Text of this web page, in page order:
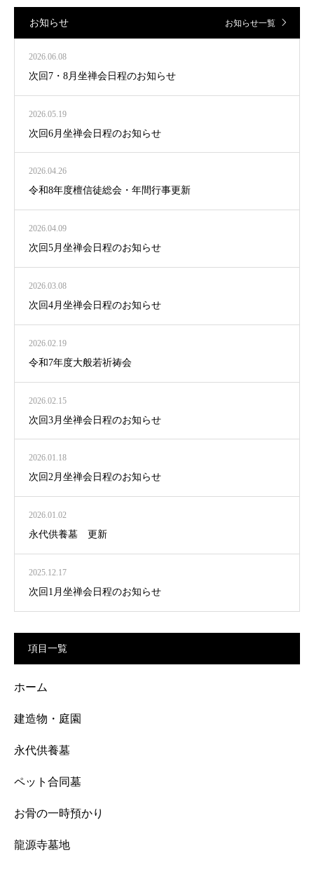
お知らせ お知らせ一覧
2026.06.08
次回7・8月坐禅会日程のお知らせ
2026.05.19
次回6月坐禅会日程のお知らせ
2026.04.26
令和8年度檀信徒総会・年間行事更新
2026.04.09
次回5月坐禅会日程のお知らせ
2026.03.08
次回4月坐禅会日程のお知らせ
2026.02.19
令和7年度大般若祈祷会
2026.02.15
次回3月坐禅会日程のお知らせ
2026.01.18
次回2月坐禅会日程のお知らせ
2026.01.02
永代供養墓 更新
2025.12.17
次回1月坐禅会日程のお知らせ
項目一覧
ホーム
建造物・庭園
永代供養墓
ペット合同墓
お骨の一時預かり
龍源寺墓地